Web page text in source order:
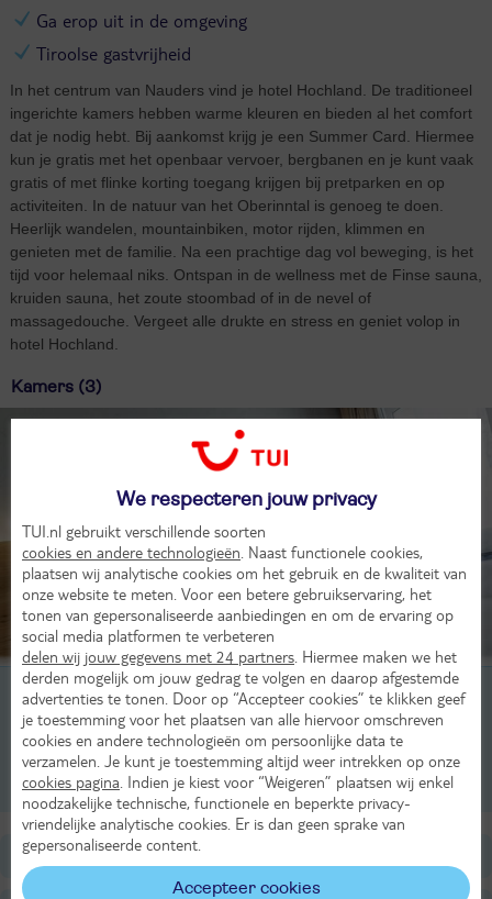
Ga erop uit in de omgeving
Tiroolse gastvrijheid
In het centrum van Nauders vind je hotel Hochland. De traditioneel
ingerichte kamers hebben warme kleuren en bieden al het comfort
dat je nodig hebt. Bij aankomst krijg je een Summer Card. Hiermee
kun je gratis met het openbaar vervoer, bergbanen en je kunt vaak
gratis of met flinke korting toegang krijgen bij pretparken en op
activiteiten. In de natuur van het Oberinntal is genoeg te doen.
Heerlijk wandelen, mountainbiken, motor rijden, klimmen en
genieten met de familie. Na een prachtige dag vol beweging, is het
tijd voor helemaal niks. Ontspan in de wellness met de Finse sauna,
kruiden sauna, het zoute stoombad of in de nevel of
massagedouche. Vergeet alle drukte en stress en geniet volop in
hotel Hochland.
Kamers (3)
1-kamer appartement, 2-3 pers
2-kamer appartement, 2-5 pers
3-kamer appartement, 4-8 pers
Ligging
We respecteren jouw privacy
TUI.nl gebruikt verschillende soorten
cookies en andere technologieën . Naast functionele cookies,
plaatsen wij analytische cookies om het gebruik en de kwaliteit van
onze website te meten. Voor een betere gebruikservaring, het
tonen van gepersonaliseerde aanbiedingen en om de ervaring op
social media platformen te verbeteren
delen wij jouw gegevens met 24 partners . Hiermee maken we het
derden mogelijk om jouw gedrag te volgen en daarop afgestemde
advertenties te tonen. Door op “Accepteer cookies” te klikken geef
je toestemming voor het plaatsen van alle hiervoor omschreven
cookies en andere technologieën om persoonlijke data te
verzamelen. Je kunt je toestemming altijd weer intrekken op onze
cookies pagina . Indien je kiest voor “Weigeren” plaatsen wij enkel
noodzakelijke technische, functionele en beperkte privacy-
vriendelijke analytische cookies. Er is dan geen sprake van
gepersonaliseerde content.
Accepteer cookies